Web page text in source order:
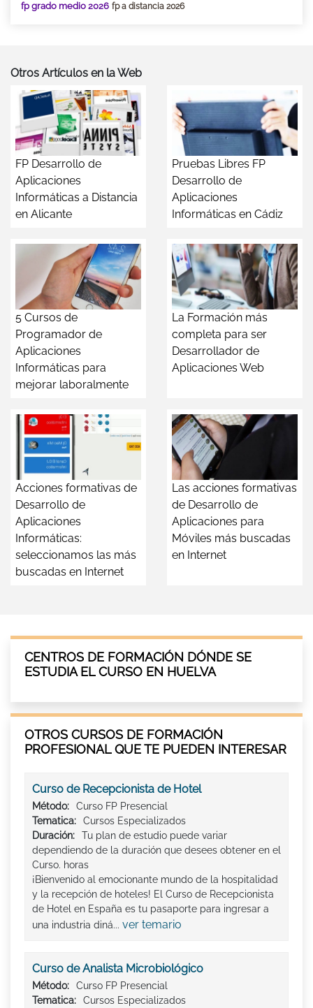
fp grado medio 2026 fp a distancia 2026
Otros Artículos en la Web
FP Desarrollo de
Aplicaciones
Informáticas a Distancia
en Alicante
Pruebas Libres FP
Desarrollo de
Aplicaciones
Informáticas en Cádiz
5 Cursos de
Programador de
Aplicaciones
Informáticas para
mejorar laboralmente
La Formación más
completa para ser
Desarrollador de
Aplicaciones Web
Acciones formativas de
Desarrollo de
Aplicaciones
Informáticas:
seleccionamos las más
buscadas en Internet
Las acciones formativas
de Desarrollo de
Aplicaciones para
Móviles más buscadas
en Internet
CENTROS DE FORMACIÓN DÓNDE SE
ESTUDIA EL CURSO EN HUELVA
OTROS CURSOS DE FORMACIÓN
PROFESIONAL QUE TE PUEDEN INTERESAR
Curso de Recepcionista de Hotel
Método:
Curso FP Presencial
Tematica:
Cursos Especializados
Duración:
Tu plan de estudio puede variar
dependiendo de la duración que desees obtener en el
Curso. horas
¡Bienvenido al emocionante mundo de la hospitalidad
y la recepción de hoteles! El Curso de Recepcionista
de Hotel en España es tu pasaporte para ingresar a
una industria diná... ver temario
Curso de Analista Microbiológico
Método:
Curso FP Presencial
Tematica:
Cursos Especializados